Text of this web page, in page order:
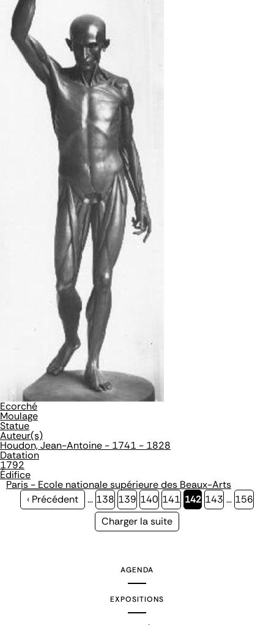
Ecorché
Moulage
Statue
Auteur(s)
Houdon, Jean-Antoine - 1741 - 1828
Datation
1792
Édifice
Paris - Ecole nationale supérieure des Beaux-Arts
Page
‹ Précédent … Page
138 Page
139 Page
140 Page
141 Page
142 Page
143 … Page
156
Page
Charger la suite
AGENDA
EXPOSITIONS